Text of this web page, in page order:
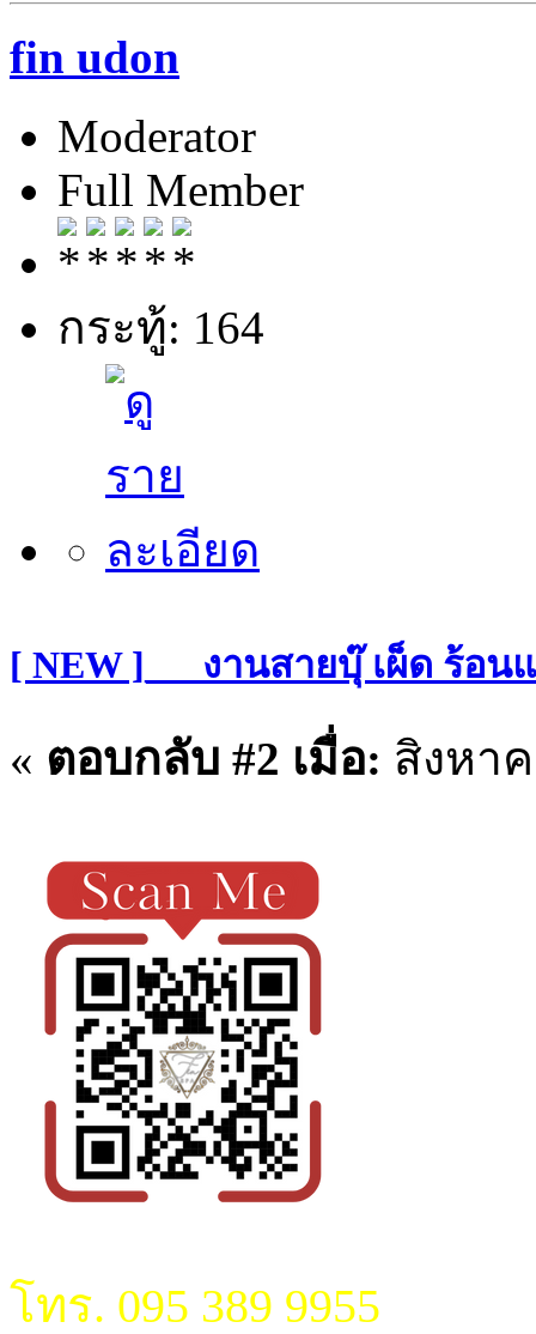
fin udon
Moderator
Full Member
กระทู้: 164
[ NEW ]___งานสายบุ๊ เผ็ด ร้อ
« ตอบกลับ #2 เมื่อ: สิงหาค
โทร. 095 389 9955